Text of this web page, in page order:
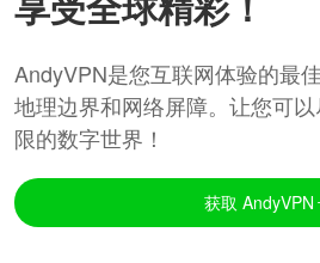
AndyVPN是您互联网体验的最
地理边界和网络屏障。让您可
限的数字世界！
获取 AndyVPN